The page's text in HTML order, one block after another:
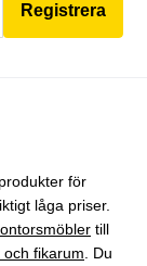
Registrera
för
låga priser.
till
och fikarum . Du